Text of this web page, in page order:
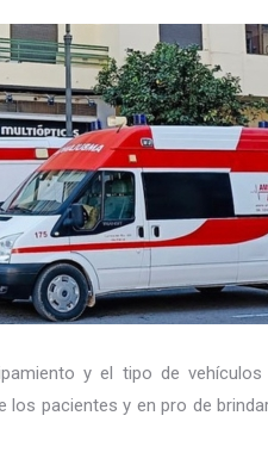
y el tipo de
pacientes y en pro de